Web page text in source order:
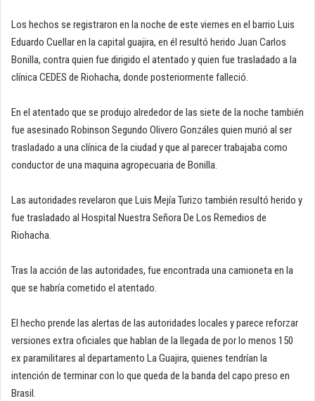
Los hechos se registraron en la noche de este viernes en el barrio Luis
Eduardo Cuellar en la capital guajira, en él resultó herido Juan Carlos
Bonilla, contra quien fue dirigido el atentado y quien fue trasladado a la
clínica CEDES de Riohacha, donde posteriormente falleció.
En el atentado que se produjo alrededor de las siete de la noche también
fue asesinado Robinson Segundo Olivero Gonzáles quien murió al ser
trasladado a una clínica de la ciudad y que al parecer trabajaba como
conductor de una maquina agropecuaria de Bonilla.
Las autoridades revelaron que Luis Mejía Turizo también resultó herido y
fue trasladado al Hospital Nuestra Señora De Los Remedios de
Riohacha.
Tras la acción de las autoridades, fue encontrada una camioneta en la
que se habría cometido el atentado.
El hecho prende las alertas de las autoridades locales y parece reforzar
versiones extra oficiales que hablan de la llegada de por lo menos 150
ex paramilitares al departamento La Guajira, quienes tendrían la
intención de terminar con lo que queda de la banda del capo preso en
Brasil.